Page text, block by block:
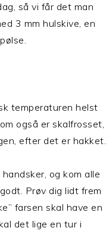
så vi får det man
3 mm hulskive, en
temperaturen helst
også er skalfrosset,
efter det er hakket.
og kom alle
Prøv dig lidt frem
farsen skal have en
det lige en tur i